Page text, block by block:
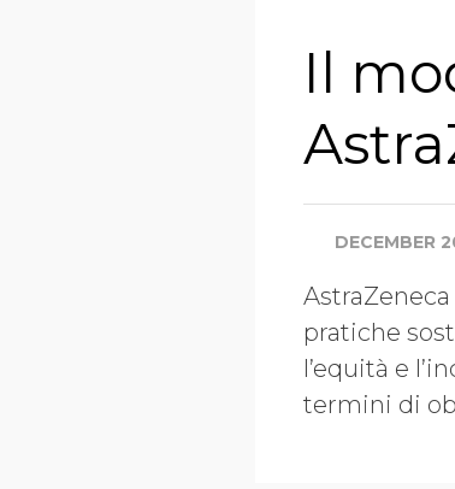
Il
DECEMBER
pratiche
l’equità e
termini di